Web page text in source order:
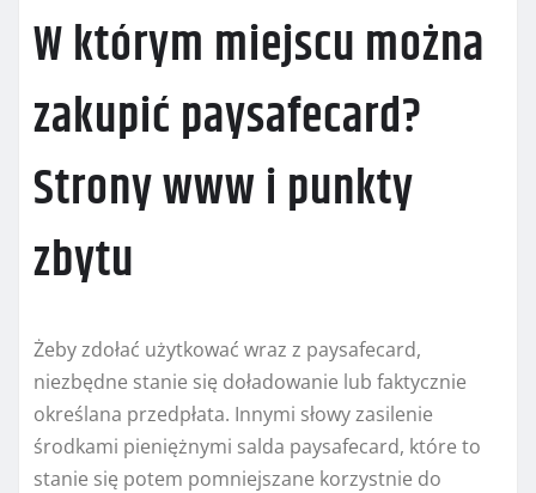
W którym miejscu można
zakupić paysafecard?
Strony www i punkty
zbytu
Żeby zdołać użytkować wraz z paysafecard,
niezbędne stanie się doładowanie lub faktycznie
określana przedpłata. Innymi słowy zasilenie
środkami pieniężnymi salda paysafecard, które to
stanie się potem pomniejszane korzystnie do